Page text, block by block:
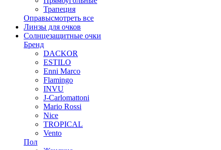
Трапеция
Оправысмотреть все
Линзы для очков
Солнцезащитные очки
Бренд
DACKOR
ESTILO
Enni Marco
Flamingo
INVU
J-Carlomattoni
Mario Rossi
Nice
TROPICAL
Vento
Пол